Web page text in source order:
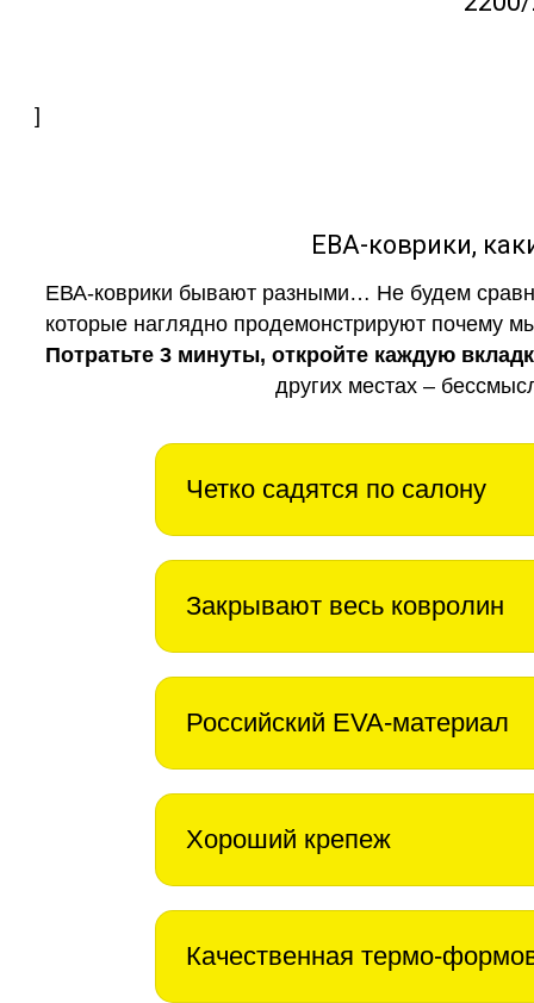
]
ЕВА-коврики,
ЕВА-коврики бывают разными… Не будем
которые наглядно продемонстрируют почему
Потратьте 3 минуты, откройте каждую
других местах –
Четко садятся по салону
Закрывают весь ковролин
Российский EVA-материал
Хороший крепеж
Качественная термо-